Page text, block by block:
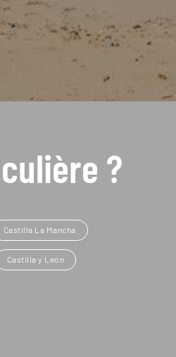
?
Castilla La Mancha
Castilla y Leon